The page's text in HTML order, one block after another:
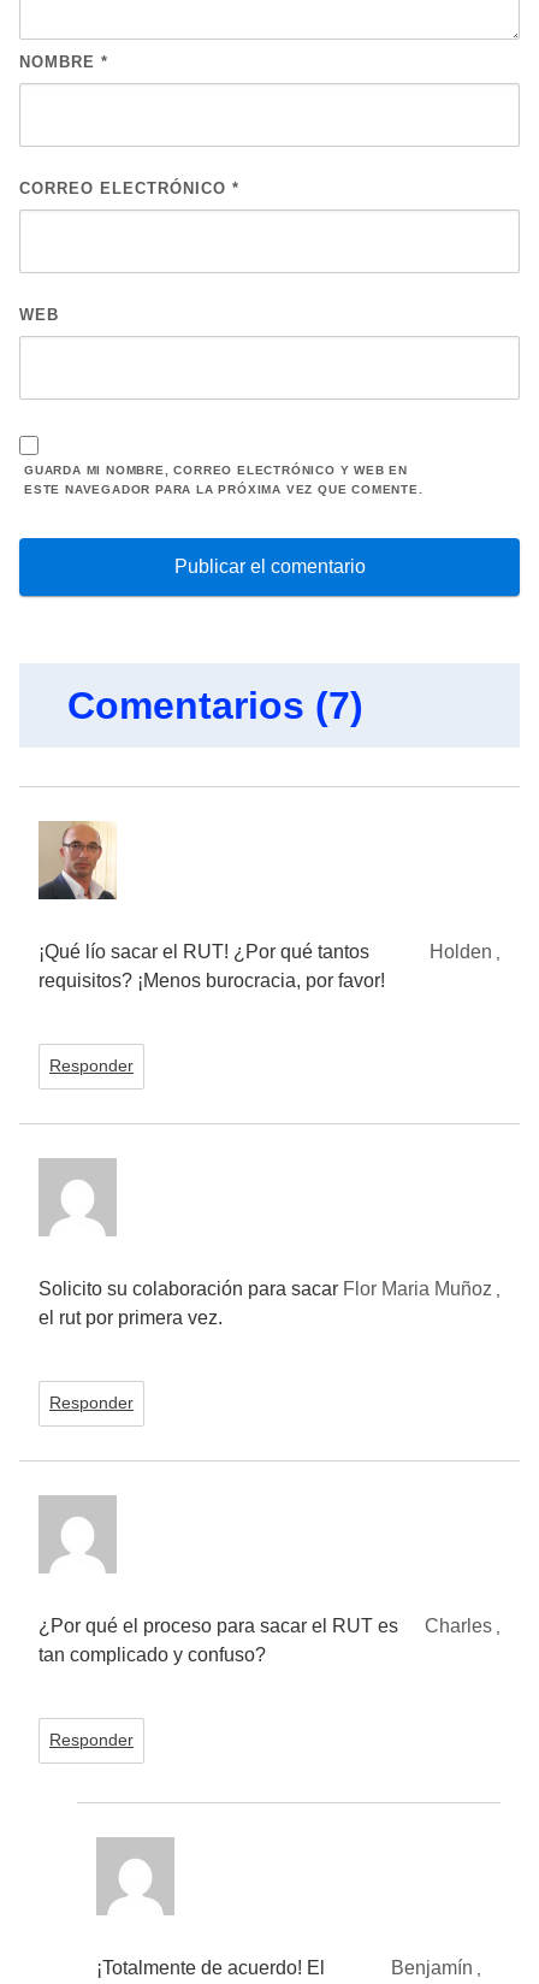
NOMBRE *
CORREO ELECTRÓNICO *
WEB
GUARDA MI NOMBRE, CORREO ELECTRÓNICO Y WEB EN
ESTE NAVEGADOR PARA LA PRÓXIMA VEZ QUE COMENTE.
Comentarios (7)
Holden
¡Qué lío sacar el RUT! ¿Por qué tantos
requisitos? ¡Menos burocracia, por favor!
Responder
Flor Maria Muñoz
Solicito su colaboración para sacar
el rut por primera vez.
Responder
Charles
¿Por qué el proceso para sacar el RUT es
tan complicado y confuso?
Responder
Benjamín
¡Totalmente de acuerdo! El